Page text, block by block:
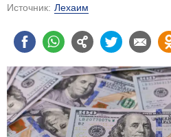
Источник: Лехаим